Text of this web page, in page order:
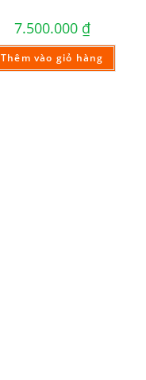
7.500.000 ₫
Thêm vào giỏ hàng